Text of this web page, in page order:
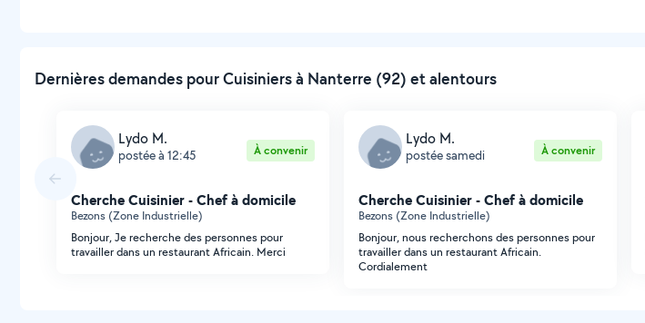
Dernières demandes pour Cuisiniers à Nanterre (92) et alentours
Lydo M.
postée à 12:45 À convenir
Cherche Cuisinier - Chef à domicile
Bezons (Zone Industrielle)
Bonjour, Je recherche des personnes pour
travailler dans un restaurant Africain. Merci
Lydo M.
postée samedi À convenir
Cherche Cuisinier - Chef à domicile
Bezons (Zone Industrielle)
Bonjour, nous recherchons des personnes pour
travailler dans un restaurant Africain.
Cordialement